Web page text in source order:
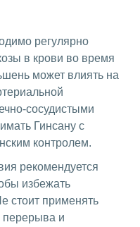
регулярно
в крови во время
может влиять на
сосудистыми
Гинсану с
контролем.
рекомендуется
избежать
стоит применять
перерыва и